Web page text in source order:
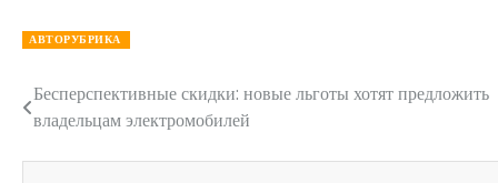
АВТОРУБРИКА
Навигация
Бесперспективные скидки: новые льготы хотят предложить
владельцам электромобилей